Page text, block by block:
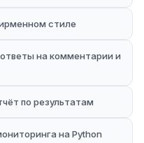
стиле
на комментарии и
по результатам
на Python